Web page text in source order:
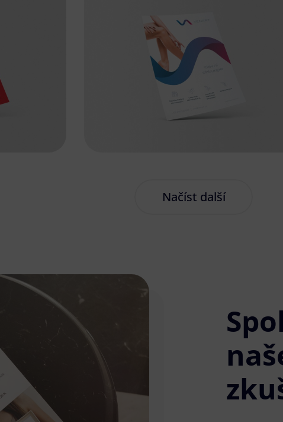
Načíst další